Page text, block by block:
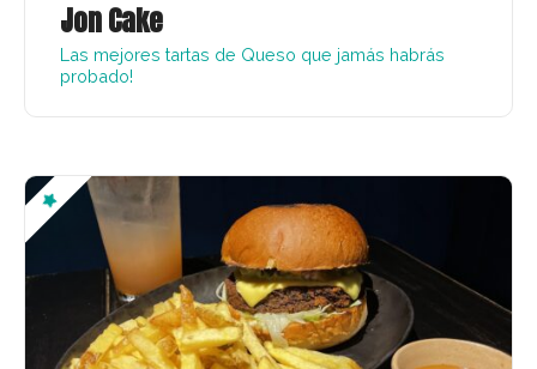
Jon Cake
Las mejores tartas de Queso que jamás habrás
probado!